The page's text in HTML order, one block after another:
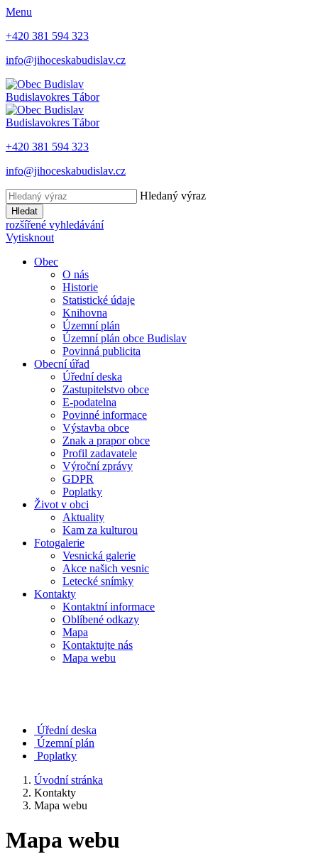
Menu
+420 381 594 323
info@jihoceskabudislav.cz
Budislavokres Tábor
Budislavokres Tábor
+420 381 594 323
info@jihoceskabudislav.cz
Hledaný výraz
Hledat
rozšířené vyhledávání
Vytisknout
Obec
O nás
Historie
Statistické údaje
Knihovna
Územní plán
Územní plán obce Budislav
Povinná publicita
Obecní úřad
Úřední deska
Zastupitelstvo obce
E-podatelna
Povinné informace
Výstavba obce
Znak a prapor obce
Profil zadavatele
Výroční zprávy
GDPR
Poplatky
Život v obci
Aktuality
Kam za kulturou
Fotogalerie
Vesnická galerie
Akce našich vesnic
Letecké snímky
Kontakty
Kontaktní informace
Oblíbené odkazy
Mapa
Kontaktujte nás
Mapa webu
Úřední deska
Územní plán
Poplatky
Úvodní stránka
Kontakty
Mapa webu
Mapa webu